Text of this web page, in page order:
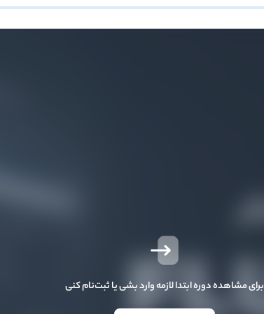
برای مشاهده دوره ابتدا لازمه وارد بشی یا ثبت‌نام کنی